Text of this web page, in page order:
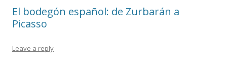
El bodegón español: de Zurbarán a
Picasso
Leave a reply